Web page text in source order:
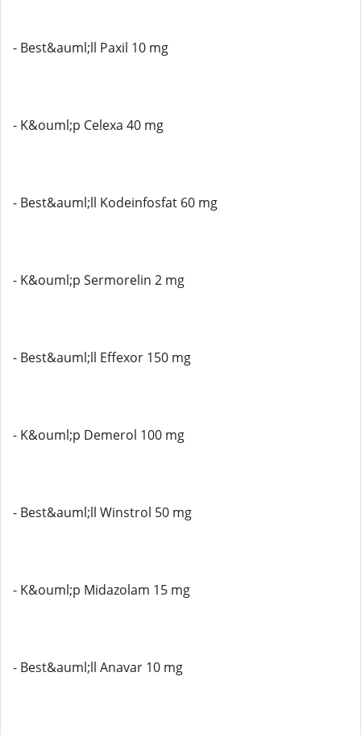
- Best&auml;ll Paxil 10 mg
- K&ouml;p Celexa 40 mg
- Best&auml;ll Kodeinfosfat 60 mg
- K&ouml;p Sermorelin 2 mg
- Best&auml;ll Effexor 150 mg
- K&ouml;p Demerol 100 mg
- Best&auml;ll Winstrol 50 mg
- K&ouml;p Midazolam 15 mg
- Best&auml;ll Anavar 10 mg